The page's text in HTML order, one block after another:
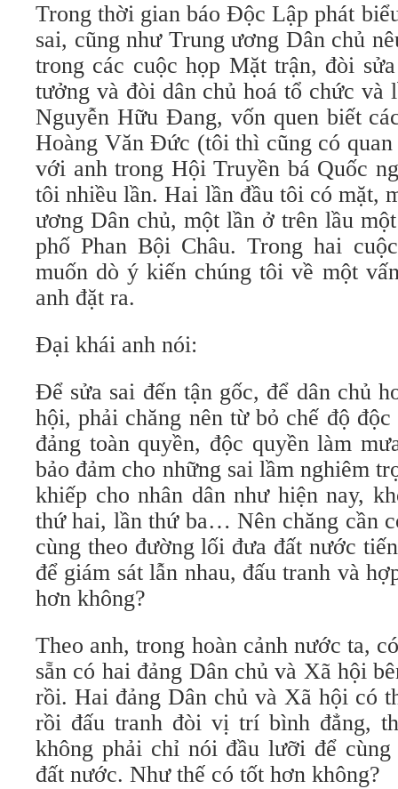
Trong thời gian báo Độc Lập phát
sai, cũng như Trung ương Dân chủ
trong các cuộc họp Mặt trận, đòi
tưởng và đòi dân chủ hoá tổ chức và
Nguyễn Hữu Đang, vốn quen biết
Hoàng Văn Đức (tôi thì cũng có
với anh trong Hội Truyền bá Quốc
tôi nhiều lần. Hai lần đầu tôi có mặt,
ương Dân chủ, một lần ở trên lầu
phố Phan Bội Châu. Trong hai
muốn dò ý kiến chúng tôi về một
anh đặt ra.
Đại khái anh nói:
Để sửa sai đến tận gốc, để dân chủ
hội, phải chăng nên từ bỏ chế độ
đảng toàn quyền, độc quyền làm
bảo đảm cho những sai lầm nghiêm
khiếp cho nhân dân như hiện nay,
thứ hai, lần thứ ba… Nên chăng cần
cùng theo đường lối đưa đất nước
để giám sát lẫn nhau, đấu tranh và
hơn không?
Theo anh, trong hoàn cảnh nước ta,
sẵn có hai đảng Dân chủ và Xã hội
rồi. Hai đảng Dân chủ và Xã hội có
rồi đấu tranh đòi vị trí bình đẳng,
không phải chỉ nói đầu lưỡi để
đất nước. Như thế có tốt hơn không?